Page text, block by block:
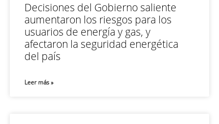
Decisiones del Gobierno saliente
aumentaron los riesgos para los
usuarios de energía y gas, y
afectaron la seguridad energética
del país
Leer más »